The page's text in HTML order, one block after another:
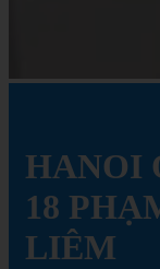
HANOI
18
LIÊM